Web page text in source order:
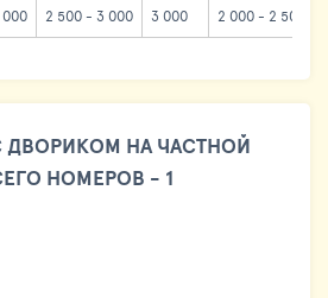
000 2 500 - 3 000 3 000 2 000 - 2 500
НА ЧАСТНОЙ
НОМЕРОВ - 1